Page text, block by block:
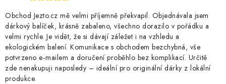
Obchod Jezto.cz mě velmi příjemně překvapil. Objednávala jsem
dárkový balíček, krásně zabaleno, všechno dorazilo v pořádku a
velmi rychle. Je vidět, že si dávají záležet i na vzhledu a
ekologickém balení. Komunikace s obchodem bezchybná, vše
potvrzeno e‑mailem a doručení proběhlo bez komplikací. Určitě
zde nenakupuji naposledy – ideální pro originální dárky z lokální
produkce.